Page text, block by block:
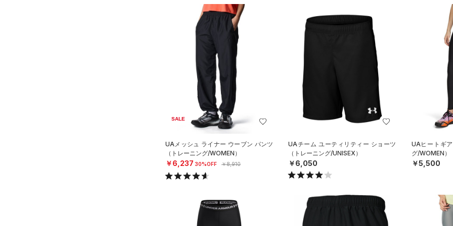
SALE
UAメッシュ ライナー ウーブン パンツ
（トレーニング/WOMEN）
￥6,237 30%OFF ￥8,910
UAチーム ユーティリティー ショーツ
（トレーニング/UNISEX）
￥6,050
UAヒートギ
グ/WOMEN）
￥5,500